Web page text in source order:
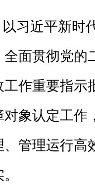
以习近平新时
全面贯彻党的
工作重要指示
对象认定工作 ，
、管理运行高